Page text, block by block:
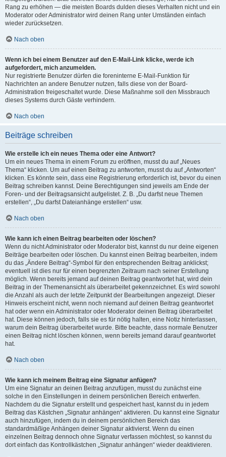
Rang zu erhöhen — die meisten Boards dulden dieses Verhalten nicht und ein
Moderator oder Administrator wird deinen Rang unter Umständen einfach
wieder zurücksetzen.
Nach oben
Wenn ich bei einem Benutzer auf den E-Mail-Link klicke, werde ich
aufgefordert, mich anzumelden.
Nur registrierte Benutzer dürfen die foreninterne E-Mail-Funktion für
Nachrichten an andere Benutzer nutzen, falls diese von der Board-
Administration freigeschaltet wurde. Diese Maßnahme soll den Missbrauch
dieses Systems durch Gäste verhindern.
Nach oben
Beiträge schreiben
Wie erstelle ich ein neues Thema oder eine Antwort?
Um ein neues Thema in einem Forum zu eröffnen, musst du auf „Neues
Thema“ klicken. Um auf einen Beitrag zu antworten, musst du auf „Antworten“
klicken. Es könnte sein, dass eine Registrierung erforderlich ist, bevor du einen
Beitrag schreiben kannst. Deine Berechtigungen sind jeweils am Ende der
Foren- und der Beitragsansicht aufgelistet. Z. B. „Du darfst neue Themen
erstellen“, „Du darfst Dateianhänge erstellen“ usw.
Nach oben
Wie kann ich einen Beitrag bearbeiten oder löschen?
Wenn du nicht Administrator oder Moderator bist, kannst du nur deine eigenen
Beiträge bearbeiten oder löschen. Du kannst einen Beitrag bearbeiten, indem
du das „Ändere Beitrag“-Symbol für den entsprechenden Beitrag anklickst;
eventuell ist dies nur für einen begrenzten Zeitraum nach seiner Erstellung
möglich. Wenn bereits jemand auf deinen Beitrag geantwortet hat, wird dein
Beitrag in der Themenansicht als überarbeitet gekennzeichnet. Es wird sowohl
die Anzahl als auch der letzte Zeitpunkt der Bearbeitungen angezeigt. Dieser
Hinweis erscheint nicht, wenn noch niemand auf deinen Beitrag geantwortet
hat oder wenn ein Administrator oder Moderator deinen Beitrag überarbeitet
hat. Diese können jedoch, falls sie es für nötig halten, eine Notiz hinterlassen,
warum dein Beitrag überarbeitet wurde. Bitte beachte, dass normale Benutzer
einen Beitrag nicht löschen können, wenn bereits jemand darauf geantwortet
hat.
Nach oben
Wie kann ich meinem Beitrag eine Signatur anfügen?
Um eine Signatur an deinen Beitrag anzufügen, musst du zunächst eine
solche in den Einstellungen in deinem persönlichen Bereich entwerfen.
Nachdem du die Signatur erstellt und gespeichert hast, kannst du in jedem
Beitrag das Kästchen „Signatur anhängen“ aktivieren. Du kannst eine Signatur
auch hinzufügen, indem du in deinem persönlichen Bereich das
standardmäßige Anhängen deiner Signatur aktivierst. Wenn du einen
einzelnen Beitrag dennoch ohne Signatur verfassen möchtest, so kannst du
dort einfach das Kontrollkästchen „Signatur anhängen“ wieder deaktivieren.